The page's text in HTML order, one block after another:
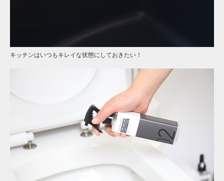
キッチンはいつもキレイな状態にしておきたい！